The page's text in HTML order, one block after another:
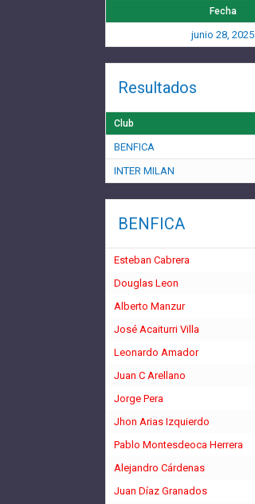
Fecha
junio 28, 2025
Resultados
Club
BENFICA
INTER MILAN
BENFICA
Esteban Cabrera
Douglas Leon
Alberto Manzur
José Acaiturri Villa
Leonardo Amador
Juan C Arellano
Jorge Pera
Jhon Arias Izquierdo
Pablo Montesdeoca Herrera
Alejandro Cárdenas
Juan Díaz Granados